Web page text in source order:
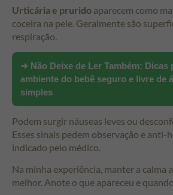
Urticária e prurido aparecem como
coceira na pele. Geralmente são
respiração.
➜ Não Deixe de Ler Também: Dicas
ambiente do bebê seguro e livre de
simples
Podem surgir náuseas leves ou
Esses sinais pedem observação e
indicado pelo médico.
Na minha experiência, manter a calma
melhor. Anote o que apareceu e